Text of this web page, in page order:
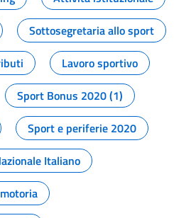
Sottosegretaria allo sport
Lavoro sportivo
Sport Bonus 2020 (1)
Sport e periferie 2020
Italiano